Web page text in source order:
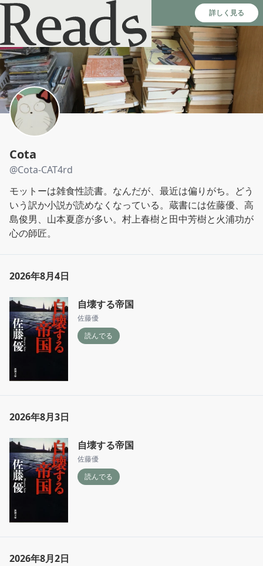
Reads - 読書のSNS＆記録アプリ 詳しく見る
Cota
@Cota-CAT4rd
モットーは雑食性読書。なんだが、最近は偏りがち。どう
いう訳か小説が読めなくなっている。蔵書には佐藤優、高
島俊男、山本夏彦が多い。村上春樹と田中芳樹と火浦功が
心の師匠。
2026年8月4日
自壊する帝国
佐藤優
読んでる
2026年8月3日
自壊する帝国
佐藤優
読んでる
2026年8月2日